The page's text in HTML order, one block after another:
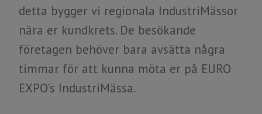
detta bygger vi regionala IndustriMässor
nära er kundkrets. De besökande
företagen behöver bara avsätta några
timmar för att kunna möta er på ​​​​​​​EURO
EXPO's IndustriMässa.